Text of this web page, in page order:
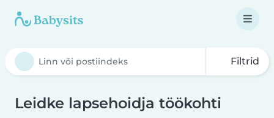
Filtrid
Leidke lapsehoidja töökohti